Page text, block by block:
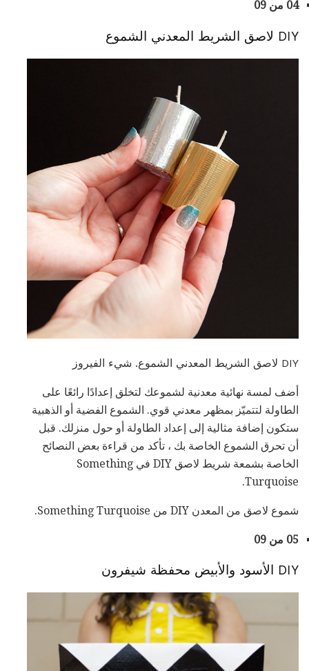
04 من 09
DIY لاصق الشريط المعدني الشموع
DIY لاصق الشريط المعدني الشموع. شيء الفيروز
أضف لمسة نهائية معدنية لشموعك لتخلق إعدادًا رائعًا على
الطاولة لتتميّز بمظهر معدني قوي. الشموع الفضية أو الذهبية
ستكون إضافة مثالية إلى إعداد الطاولة أو حول منزلك. قبل
أن تحرق الشموع الخاصة بك ، تأكد من قراءة بعض النصائح
الخاصة بشمعة شريط لاصق DIY في Something
Turquoise.
شموع لاصق من المعدن DIY من Something Turquoise.
05 من 09
DIY الأسود والأبيض محفظة شيفرون